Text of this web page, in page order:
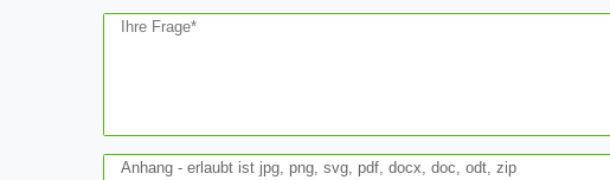
Ihre Frage*
Anhang - erlaubt ist jpg, png, svg, pdf, docx, doc, odt, zip